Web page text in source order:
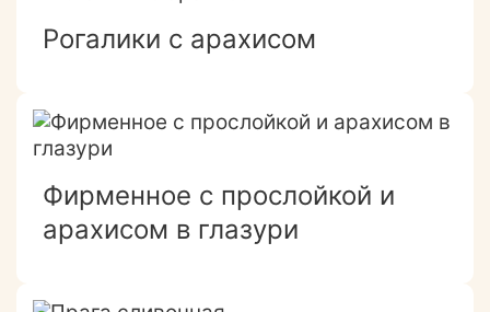
Рогалики с арахисом
Фирменное с прослойкой и
арахисом в глазури